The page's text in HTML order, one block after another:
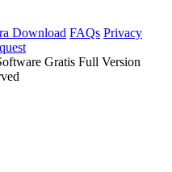
Download FAQs Privacy
Gratis Full Version